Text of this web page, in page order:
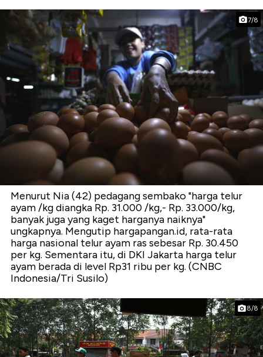
7/8
Menurut Nia (42) pedagang sembako "harga telur
ayam /kg diangka Rp. 31.000 /kg,- Rp. 33.000/kg,
banyak juga yang kaget harganya naiknya"
ungkapnya. Mengutip hargapangan.id, rata-rata
harga nasional telur ayam ras sebesar Rp. 30.450
per kg. Sementara itu, di DKI Jakarta harga telur
ayam berada di level Rp31 ribu per kg. (CNBC
Indonesia/Tri Susilo)
8/8